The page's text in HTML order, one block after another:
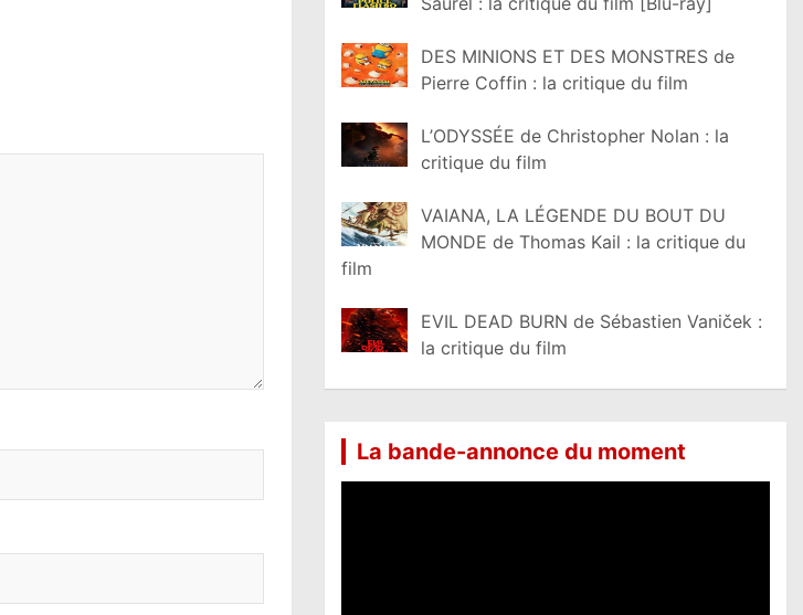
DES MINIONS ET DES MONSTRES de
Pierre Coffin : la critique du film
L’ODYSSÉE de Christopher Nolan : la
critique du film
VAIANA, LA LÉGENDE DU BOUT DU
MONDE de Thomas Kail : la critique du
film
EVIL DEAD BURN de Sébastien Vaniček :
la critique du film
La bande-annonce du moment